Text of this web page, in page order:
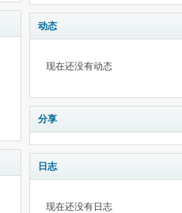
动态
现在还没有动态
分享
日志
现在还没有日志